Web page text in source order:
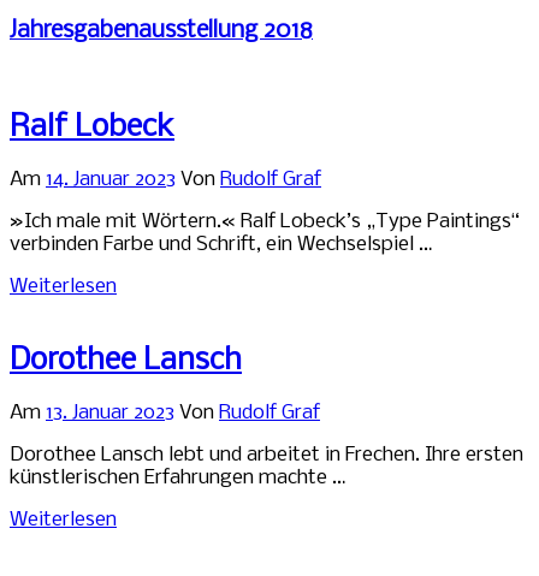
Jahresgabenausstellung 2018
Ralf Lobeck
Am 14. Januar 2023 Von Rudolf Graf
»Ich male mit Wörtern.« Ralf Lobeck’s „Type Paintings“
verbinden Farbe und Schrift, ein Wechselspiel …
Weiterlesen
Dorothee Lansch
Am 13. Januar 2023 Von Rudolf Graf
Dorothee Lansch lebt und arbeitet in Frechen. Ihre ersten
künstlerischen Erfahrungen machte …
Weiterlesen